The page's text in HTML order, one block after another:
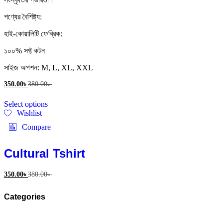
পণ্যের বৈশিষ্ট্য:
হাই-কোয়ালিটি ফেব্রিক:
১০০% সফ্ট কটন
সাইজ অপশন: M, L, XL, XXL
350.00৳ 380.00৳
Select optionsproduct
variants.
options
may
chosen
Wishlist
Compare
Cultural Tshirt
350.00৳ 380.00৳
Categories